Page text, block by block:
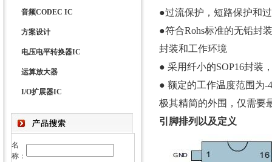
音频CODEC IC
方案设计
电压电平转换器IC
运算放大器
I/O扩展器IC
名
称：
●过流保护，短路保护和
●符合Rohs标准的无铅封
封装和工作环境
● 采用纤小的SOP16封装
● 额定的工作温度范围为
极其精简的外围，仅需要
引脚排列以及定义